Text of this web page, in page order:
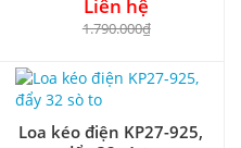
Liên hệ
1.790.000₫
Loa kéo điện KP27-925,